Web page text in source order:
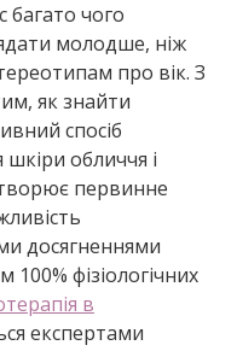
багато чого
молодше, ніж
про вік. З
як знайти
спосіб
шкіри обличчя і
первинне
досягненнями
100% фізіологічних
в
експертами